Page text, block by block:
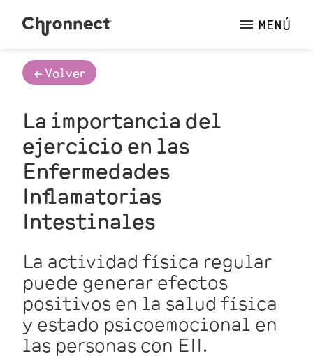
MENÚ
🡠 Volver
La importancia del
ejercicio en las
Enfermedades
Inflamatorias
Intestinales
La actividad física regular
puede generar efectos
positivos en la salud física
y estado psicoemocional en
las personas con EII.